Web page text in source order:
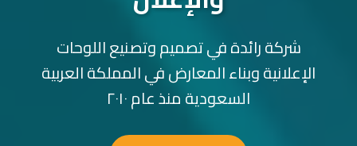
شركة رائدة في تصميم وتصنيع اللوحات
الإعلانية وبناء المعارض في المملكة العربية
السعودية منذ عام ٢٠١٠